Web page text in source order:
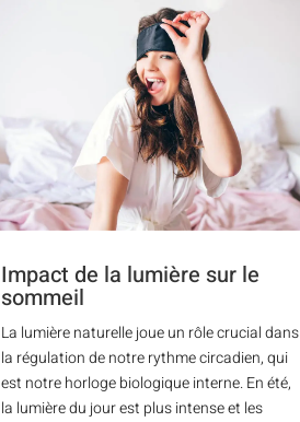
Impact de la lumière sur le
sommeil
La lumière naturelle joue un rôle crucial dans
la régulation de notre rythme circadien, qui
est notre horloge biologique interne. En été,
la lumière du jour est plus intense et les